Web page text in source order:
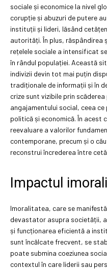
sociale și economice la nivel
corupție și abuzuri de putere
instituții și lideri, lăsând
autorități. În plus, răspândirea
rețelele sociale a intensificat
în rândul populației. Această
indivizii devin tot mai puțin
tradiționale de informații și în
crize sunt vizibile prin
angajamentului social, ceea
politică și economică. În acest
reevaluare a valorilor
contemporane, precum și o
reconstrui încrederea între
Impactul
Imoralitatea, care se
devastator asupra societății,
și funcționarea eficientă a
sunt încălcate frecvent, se
poate submina coeziunea
contextul în care liderii sau